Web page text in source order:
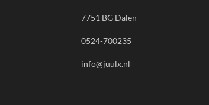
7751 BG Dalen
0524-700235
info@juulx.nl